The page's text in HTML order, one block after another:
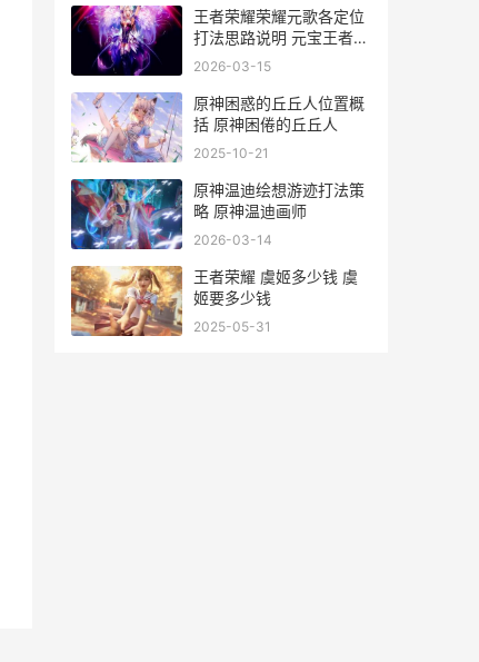
王者荣耀荣耀元歌各定位
打法思路说明 元宝王者荣
耀
2026-03-15
原神困惑的丘丘人位置概
括 原神困倦的丘丘人
2025-10-21
原神温迪绘想游迹打法策
略 原神温迪画师
2026-03-14
王者荣耀 虞姬多少钱 虞
姬要多少钱
2025-05-31